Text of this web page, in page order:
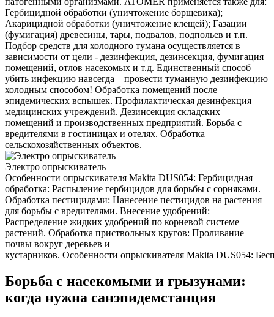
Гербицидной обработки (уничтожение борщевика);
Акарицидной обработки (уничтожение клещей); Газации
(фумигация) древесины, тары, подвалов, подпольев и т.п.
Подбор средств для холодного тумана осуществляется в
зависимости от цели - дезинфекция, дезинсекция, фумигация
помещений, отлов насекомых и т.д. Единственный способ
убить инфекцию навсегда – провести туманную дезинфекцию
холодным способом! Обработка помещений после
эпидемических вспышек. Профилактическая дезинфекция
медицинских учреждений. Дезинсекция складских
помещений и производственных предприятий. Борьба с
вредителями в гостиницах и отелях. Обработка
сельскохозяйственных объектов.
Электро опрыскиватель
Особенности опрыскивателя Makita DUS054: Гербицидная
обработка: Распыление гербицидов для борьбы с сорняками.
Обработка пестицидами: Нанесение пестицидов на растения
для борьбы с вредителями. Внесение удобрений:
Распределение жидких удобрений по корневой системе
растений. Обработка приствольных кругов: Проливание
почвы вокруг деревьев и
кустарников. Особенности опрыскивателя Makita DUS054:
Борьба с насекомыми и грызунами:
когда нужна санэпидемстанция